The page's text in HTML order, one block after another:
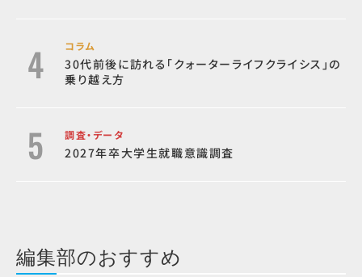
コラム
30代前後に訪れる「クォーターライフクライシス」の
乗り越え方
調査・データ
2027年卒大学生就職意識調査
編集部のおすすめ